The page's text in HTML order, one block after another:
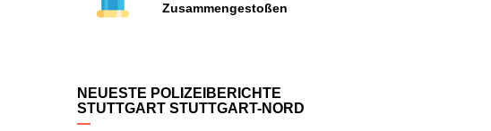
Zusammengestoßen
NEUESTE POLIZEIBERICHTE
STUTTGART STUTTGART-NORD